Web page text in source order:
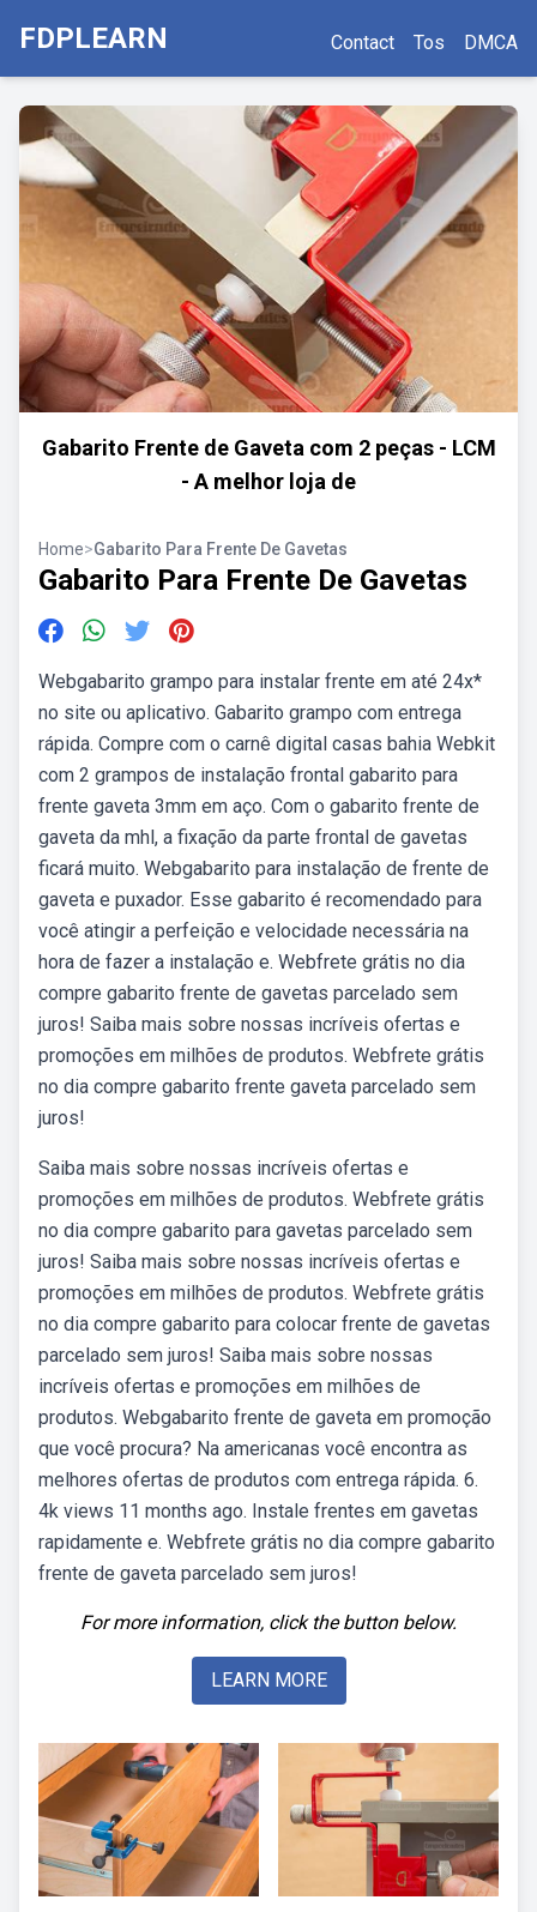
FDPLEARN Contact Tos DMCA
Gabarito Frente de Gaveta com 2 peças - LCM
- A melhor loja de
Home>Gabarito Para Frente De Gavetas
Gabarito Para Frente De Gavetas
Webgabarito grampo para instalar frente em até 24x*
no site ou aplicativo. Gabarito grampo com entrega
rápida. Compre com o carnê digital casas bahia Webkit
com 2 grampos de instalação frontal gabarito para
frente gaveta 3mm em aço. Com o gabarito frente de
gaveta da mhl, a fixação da parte frontal de gavetas
ficará muito. Webgabarito para instalação de frente de
gaveta e puxador. Esse gabarito é recomendado para
você atingir a perfeição e velocidade necessária na
hora de fazer a instalação e. Webfrete grátis no dia
compre gabarito frente de gavetas parcelado sem
juros! Saiba mais sobre nossas incríveis ofertas e
promoções em milhões de produtos. Webfrete grátis
no dia compre gabarito frente gaveta parcelado sem
juros!
Saiba mais sobre nossas incríveis ofertas e
promoções em milhões de produtos. Webfrete grátis
no dia compre gabarito para gavetas parcelado sem
juros! Saiba mais sobre nossas incríveis ofertas e
promoções em milhões de produtos. Webfrete grátis
no dia compre gabarito para colocar frente de gavetas
parcelado sem juros! Saiba mais sobre nossas
incríveis ofertas e promoções em milhões de
produtos. Webgabarito frente de gaveta em promoção
que você procura? Na americanas você encontra as
melhores ofertas de produtos com entrega rápida. 6.
4k views 11 months ago. Instale frentes em gavetas
rapidamente e. Webfrete grátis no dia compre gabarito
frente de gaveta parcelado sem juros!
For more information, click the button below.
LEARN MORE